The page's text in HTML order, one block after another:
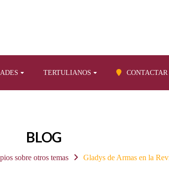
TERTULIANOS CONTACTAR
BLOG
sobre otros temas Gladys de Armas en la